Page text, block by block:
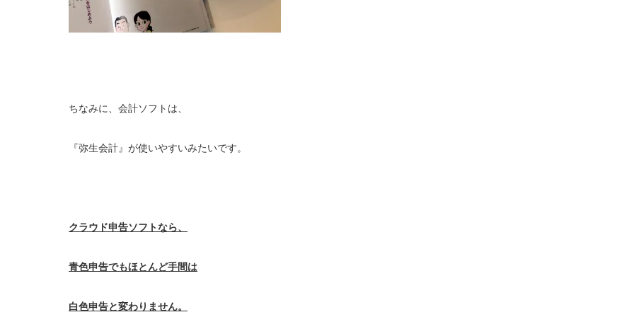
ちなみに、会計ソフトは、
『弥生会計』が使いやすいみたいです。
クラウド申告ソフトなら、
青色申告でもほとんど手間は
白色申告と変わりません。